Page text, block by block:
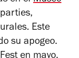
Este
su apogeo.